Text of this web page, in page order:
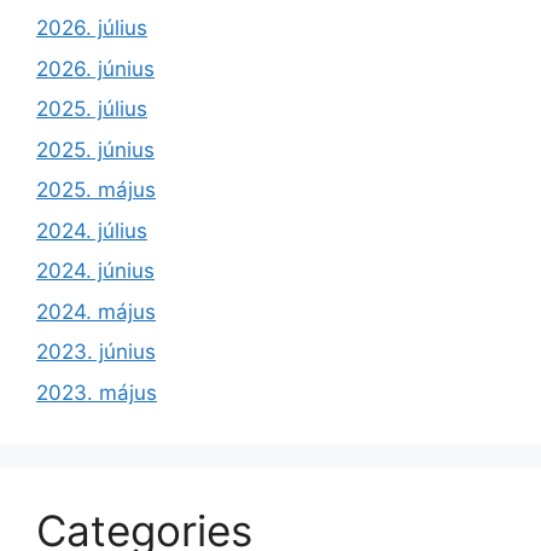
2026. július
2026. június
2025. július
2025. június
2025. május
2024. július
2024. június
2024. május
2023. június
2023. május
Categories